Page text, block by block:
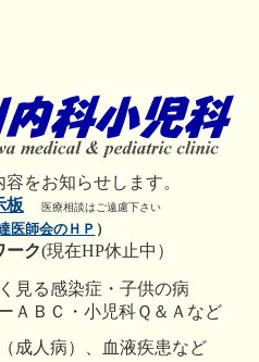
容をお知らせします。
板
医療相談はご遠慮下さい
医師会のＨＰ ）
ーク(現在HP休止中）
見る感染症・子供の病
ＡＢＣ・小児科Ｑ＆Ａなど
成人病）、血液疾患など